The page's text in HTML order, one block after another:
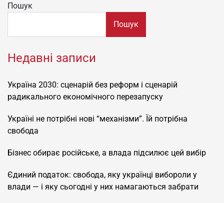
Пошук
Пошук
Недавні записи
Україна 2030: сценарій без реформ і сценарій
радикального економічного перезапуску
Україні не потрібні нові “механізми”. Їй потрібна
свобода
Бізнес обирає російське, а влада підсилює цей вибір
Єдиний податок: свобода, яку українці вибороли у
влади — і яку сьогодні у них намагаються забрати